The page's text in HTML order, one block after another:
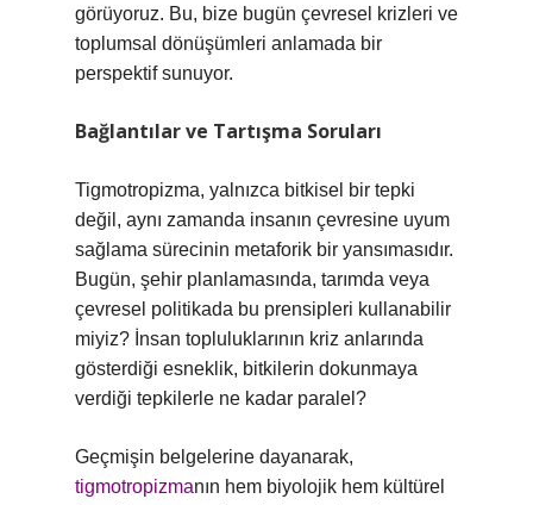
görüyoruz. Bu, bize bugün çevresel krizleri ve
toplumsal dönüşümleri anlamada bir
perspektif sunuyor.
Bağlantılar ve Tartışma Soruları
Tigmotropizma, yalnızca bitkisel bir tepki
değil, aynı zamanda insanın çevresine uyum
sağlama sürecinin metaforik bir yansımasıdır.
Bugün, şehir planlamasında, tarımda veya
çevresel politikada bu prensipleri kullanabilir
miyiz? İnsan topluluklarının kriz anlarında
gösterdiği esneklik, bitkilerin dokunmaya
verdiği tepkilerle ne kadar paralel?
Geçmişin belgelerine dayanarak,
tigmotropizmanın hem biyolojik hem kültürel